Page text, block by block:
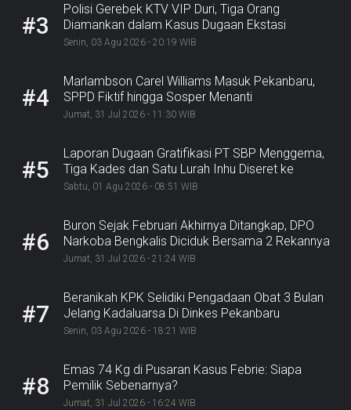
#3
Polisi Gerebek KTV VIP Duri, Tiga Orang
Diamankan dalam Kasus Dugaan Ekstasi
Senin, 03 Agu 2026 - 20:19 WIB
#4
Marlambson Carel Williams Masuk Pekanbaru,
SPPD Fiktif hingga Sosper Menanti
Jumat, 31 Jul 2026 - 11:30 WIB
#5
Laporan Dugaan Gratifikasi PT SBP Menggema,
Tiga Kades dan Satu Lurah Inhu Diseret ke
Kejaksaan
Sabtu, 01 Agu 2026 - 08:51 WIB
#6
Buron Sejak Februari Akhirnya Ditangkap, DPO
Narkoba Bengkalis Diciduk Bersama 2 Rekannya
Jumat, 31 Jul 2026 - 21:24 WIB
#7
Beranikah KPK Selidiki Pengadaan Obat 3 Bulan
Jelang Kadaluarsa Di Dinkes Pekanbaru
Senin, 03 Agu 2026 - 18:21 WIB
#8
Emas 74 Kg di Pusaran Kasus Febrie: Siapa
Pemilik Sebenarnya?
Jumat, 31 Jul 2026 - 16:24 WIB